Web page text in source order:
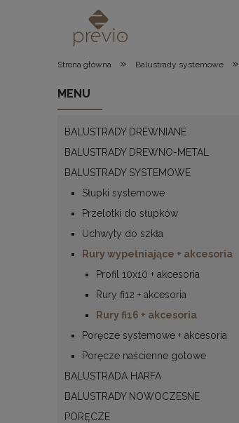
Strona główna » Balustrady systemowe »
MENU
BALUSTRADY DREWNIANE
BALUSTRADY DREWNO-METAL
BALUSTRADY SYSTEMOWE
Słupki systemowe
Przelotki do słupków
Uchwyty do szkła
Rury wypełniające + akcesoria
Profil 10x10 + akcesoria
Rury fi12 + akcesoria
Rury fi16 + akcesoria
Poręcze systemowe + akcesoria
Poręcze naścienne gotowe
BALUSTRADA HARFA
BALUSTRADY NOWOCZESNE
PORĘCZE